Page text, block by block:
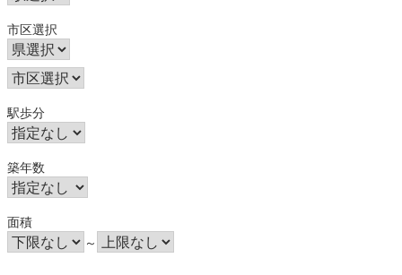
市区選択
駅歩分
築年数
面積
～